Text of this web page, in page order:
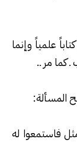
علمياً وإنما
كما مر ـ.
المسألة:
فاستمعوا له